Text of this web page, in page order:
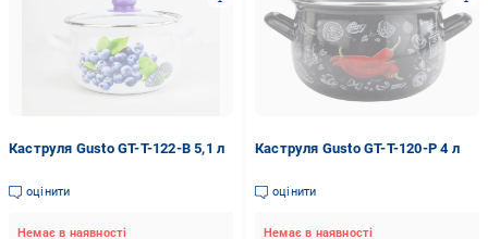
Каструля Gusto GT-T-122-B 5,1 л
оцінити
Немає в наявності
Каструля Gusto GT-T-120-P 4 л
оцінити
Немає в наявності